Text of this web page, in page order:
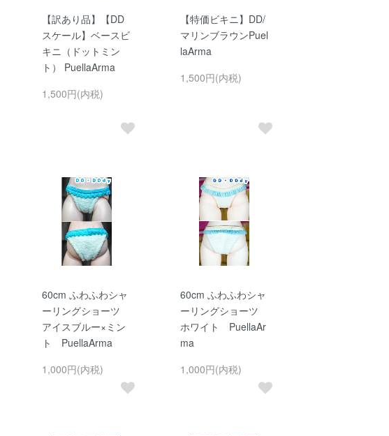
【訳あり品】【DD
スケール】ベースビ
キニ（ドットミン
ト） PuellaArma
1,500円(内税)
【特価ビキニ】DD/
マリンブラウンPuel
laArma
1,500円(内税)
60cm ふわふわシャ
ーリングショーツ
アイスブルー×ミン
ト PuellaArma
1,000円(内税)
60cm ふわふわシャ
ーリングショーツ
ホワイト PuellaAr
ma
1,000円(内税)